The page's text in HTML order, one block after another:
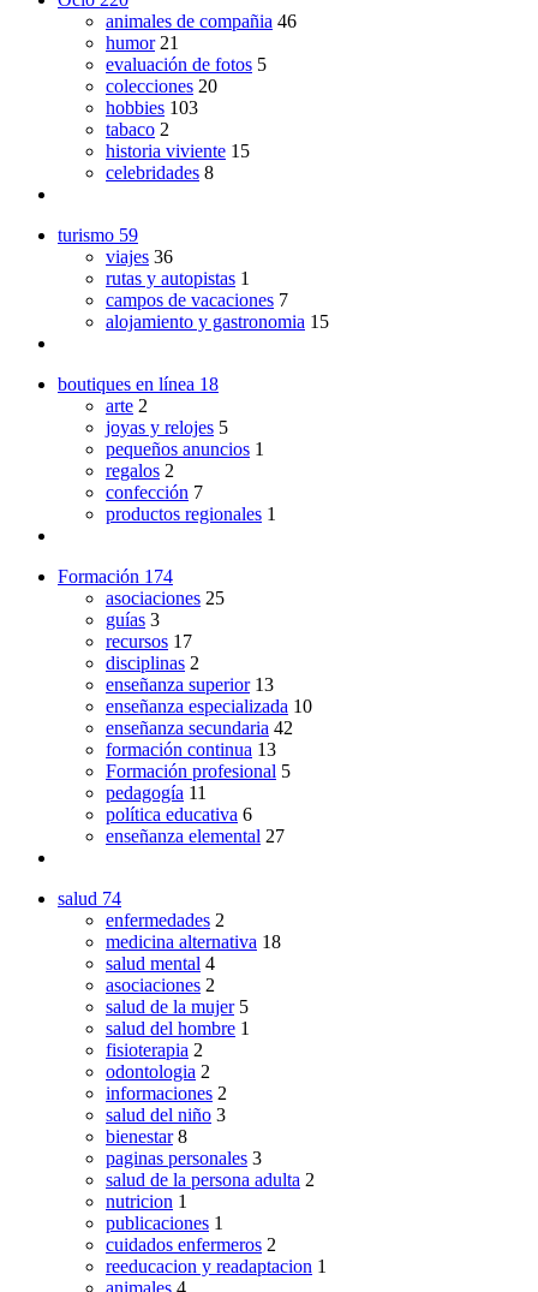
animales de compañia 46
humor 21
evaluación de fotos 5
colecciones 20
hobbies 103
tabaco 2
historia viviente 15
celebridades 8
turismo 59
viajes 36
rutas y autopistas 1
campos de vacaciones 7
alojamiento y gastronomia 15
boutiques en línea 18
arte 2
joyas y relojes 5
pequeños anuncios 1
regalos 2
confección 7
productos regionales 1
Formación 174
asociaciones 25
guías 3
recursos 17
disciplinas 2
enseñanza superior 13
enseñanza especializada 10
enseñanza secundaria 42
formación continua 13
Formación profesional 5
pedagogía 11
política educativa 6
enseñanza elemental 27
salud 74
enfermedades 2
medicina alternativa 18
salud mental 4
asociaciones 2
salud de la mujer 5
salud del hombre 1
fisioterapia 2
odontologia 2
informaciones 2
salud del niño 3
bienestar 8
paginas personales 3
salud de la persona adulta 2
nutricion 1
publicaciones 1
cuidados enfermeros 2
reeducacion y readaptacion 1